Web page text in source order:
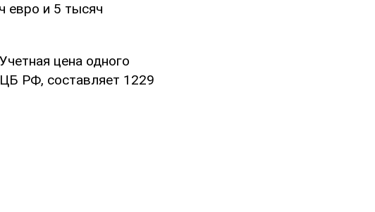
евро и 5 тысяч
цена одного
РФ, составляет 1229